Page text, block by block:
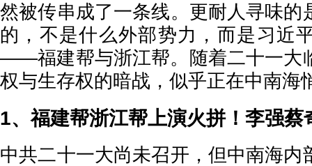
然被传串成了一条线。更耐人寻味的
的，不是什么外部势力，而是习近
——福建帮与浙江帮。随着二十一大
权与生存权的暗战，似乎正在中南海
1、福建帮浙江帮上演火拼！李强
中共二十一大尚未召开，但中南海内